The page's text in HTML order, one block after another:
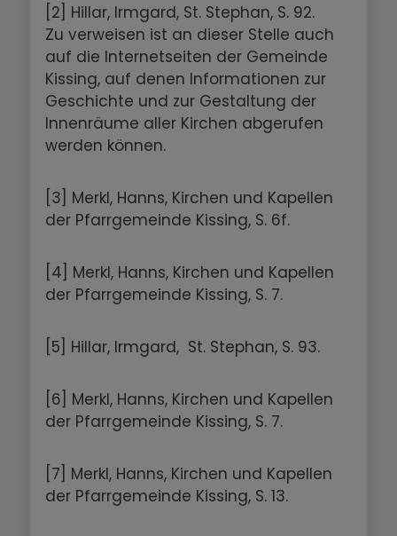
[2] Hillar, Irmgard, St. Stephan, S. 92.
Zu verweisen ist an dieser Stelle auch
auf die Internetseiten der Gemeinde
Kissing, auf denen Informationen zur
Geschichte und zur Gestaltung der
Innenräume aller Kirchen abgerufen
werden können.
[3] Merkl, Hanns, Kirchen und Kapellen
der Pfarrgemeinde Kissing, S. 6f.
[4] Merkl, Hanns, Kirchen und Kapellen
der Pfarrgemeinde Kissing, S. 7.
[5] Hillar, Irmgard, St. Stephan, S. 93.
[6] Merkl, Hanns, Kirchen und Kapellen
der Pfarrgemeinde Kissing, S. 7.
[7] Merkl, Hanns, Kirchen und Kapellen
der Pfarrgemeinde Kissing, S. 13.